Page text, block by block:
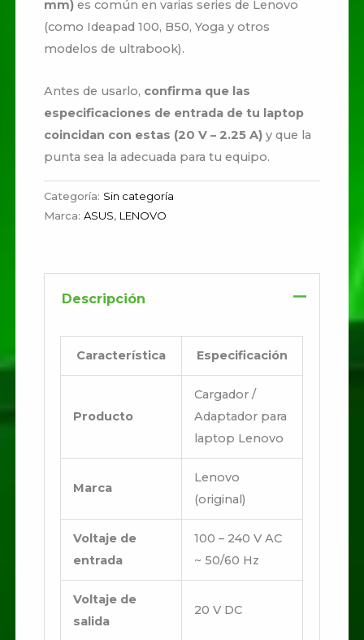
mm) es común en varias series de Lenovo
(como Ideapad 100, B50, Yoga y otros
modelos de ultrabook).
Antes de usarlo, confirma que las
especificaciones de entrada de tu laptop
coincidan con estas (20 V – 2.25 A) y que la
punta sea la adecuada para tu equipo.
Categoría: Sin categoría
Marca:ASUS, LENOVO
Descripción
Característica Especificación
Producto
Cargador /
Adaptador para
laptop Lenovo
Marca
Lenovo
(original)
Voltaje de
entrada
100 – 240 V AC
~ 50/60 Hz
Voltaje de
salida
20 V DC